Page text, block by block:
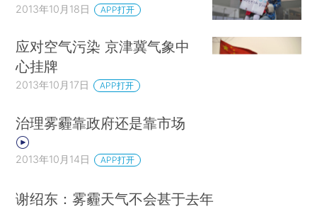
2013年10月18日 APP打开
应对空气污染 京津冀气象中
心挂牌
2013年10月17日 APP打开
治理雾霾靠政府还是靠市场
2013年10月14日 APP打开
谢绍东：雾霾天气不会甚于去年